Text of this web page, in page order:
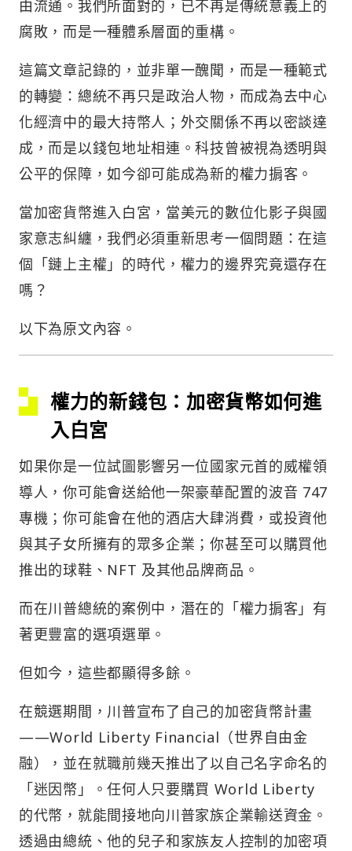
由流通。我們所面對的，已不再是傳統意義上的
腐敗，而是一種體系層面的重構。
這篇文章記錄的，並非單一醜聞，而是一種範式
的轉變：總統不再只是政治人物，而成為去中心
化經濟中的最大持幣人；外交關係不再以密談達
成，而是以錢包地址相連。科技曾被視為透明與
公平的保障，如今卻可能成為新的權力掮客。
當加密貨幣進入白宮，當美元的數位化影子與國
家意志糾纏，我們必須重新思考一個問題：在這
個「鏈上主權」的時代，權力的邊界究竟還存在
嗎？
以下為原文內容。
權力的新錢包：加密貨幣如何進
入白宮
如果你是一位試圖影響另一位國家元首的威權領
導人，你可能會送給他一架豪華配置的波音 747
專機；你可能會在他的酒店大肆消費，或投資他
與其子女所擁有的眾多企業；你甚至可以購買他
推出的球鞋、NFT 及其他品牌商品。
而在川普總統的案例中，潛在的「權力掮客」有
著更豐富的選項選單。
但如今，這些都顯得多餘。
在競選期間，川普宣布了自己的加密貨幣計畫
——World Liberty Financial（世界自由金
融），並在就職前幾天推出了以自己名字命名的
「迷因幣」。任何人只要購買 World Liberty
的代幣，就能間接地向川普家族企業輸送資金。
透過由總統、他的兒子和家族友人控制的加密項